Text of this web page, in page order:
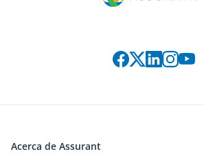
Acerca de Assurant